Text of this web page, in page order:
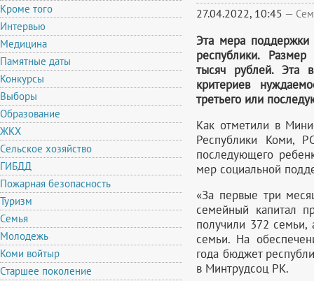
Кроме того
Интервью
Медицина
Памятные даты
Конкурсы
Выборы
Образование
ЖКХ
Сельское хозяйство
ГИБДД
Пожарная безопасность
Туризм
Семья
Молодежь
Коми войтыр
Старшее поколение
27.04.2022, 10:45 —
Эта мера поддержки
республики.
тысяч рублей. Эта
критериев
третьего или
Как отметили в
Республики Коми,
последующего
мер социальной
«За первые три
семейный капитал
получили 372 семьи,
семьи. На
года бюджет
в Минтрудсоц РК.